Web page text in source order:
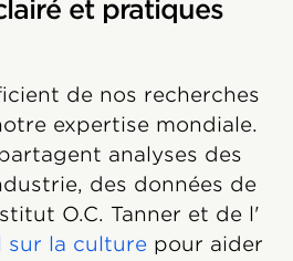
et pratiques
de nos recherches
expertise mondiale.
analyses des
des données de
O.C. Tanner et de l'
sur la culture pour aider